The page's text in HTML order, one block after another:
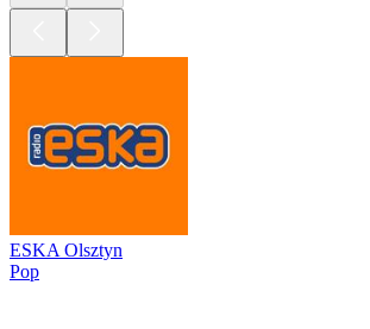
ESKA Olsztyn
Pop